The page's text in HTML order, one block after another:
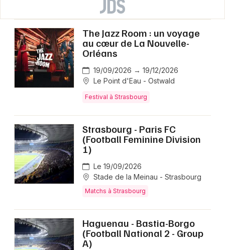
The Jazz Room : un voyage
au cœur de La Nouvelle-
Orléans
19/09/2026 → 19/12/2026
Le Point d'Eau - Ostwald
Festival à Strasbourg
Strasbourg - Paris FC
(Football Feminine Division
1)
Le 19/09/2026
Stade de la Meinau - Strasbourg
Matchs à Strasbourg
Haguenau - Bastia-Borgo
(Football National 2 - Group
A)